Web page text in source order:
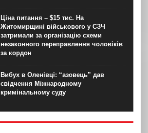
Ціна питання – $15 тис. На
Житомирщині військового у СЗЧ
затримали за організацію схеми
незаконного переправлення чоловіків
за кордон
Вибух в Оленівці: “азовець” дав
свідчення Міжнародному
кримінальному суду